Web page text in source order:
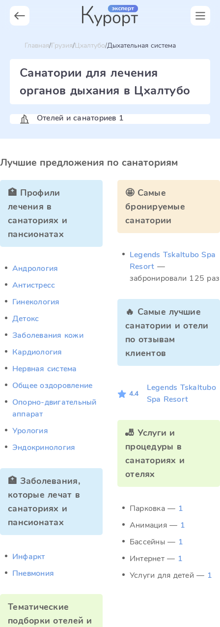
Главная Грузия Цхалтубо Дыхательная система
Санатории для лечения
органов дыхания в Цхалтубо
Отелей и санаториев 1
Лучшие предложения по санаториям
🏥 Профили
лечения в
санаториях и
пансионатах
Андрология
Антистресс
Гинекология
Детокс
Заболевания кожи
Кардиология
Нервная система
Общее оздоровление
Опорно-двигательный
аппарат
Урология
Эндокринология
🏥 Заболевания,
которые лечат в
санаториях и
пансионатах
Инфаркт
Пневмония
Тематические
подборки отелей и
🤩 Самые
бронируемые
санатории
Legends Tskaltubo Spa
Resort —
забронировали 125 раз
🔥 Самые лучшие
санатории и отели
по отзывам
клиентов
4.4
Legends Tskaltubo
Spa Resort
🎳 Услуги и
процедуры в
санаториях и
отелях
Парковка — 1
Анимация — 1
Бассейны — 1
Интернет — 1
Услуги для детей — 1